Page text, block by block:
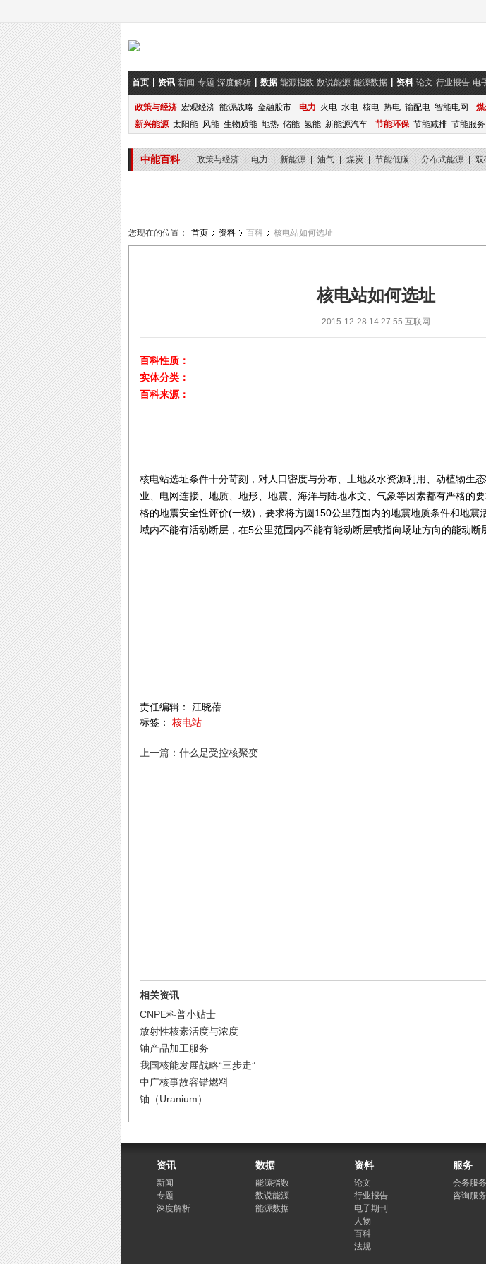
首页 资讯 新闻 专题 深度解析 数据 能源指数 数说能源 能源数据 资料 论文 行业报告 电
政策与经济 宏观经济 能源战略 金融股市 电力 火电 水电 核电 热电 输配电 智能电网
新兴能源 太阳能 风能 生物质能 地热 储能 氢能 新能源汽车 节能环保 节能减排 节能服务
中能百科 政策与经济 | 电力 | 新能源 | 油气 | 煤炭 | 节能低碳 | 分布式能源 | 双
您现在的位置： 首页 资料 百科 核电站如何选址
核电站如何选址
2015-12-28 14:27:55 互联网
百科性质：
实体分类：
百科来源：
核电站选址条件十分苛刻，对人口密度与分布、土地及水资源利用、动植物生
业、电网连接、地质、地形、地震、海洋与陆地水文、气象等因素都有严格的
格的地震安全性评价(一级)，要求将方圆150公里范围内的地震地质条件和地震
域内不能有活动断层，在5公里范围内不能有能动断层或指向场址方向的能动断
责任编辑： 江晓蓓
标签： 核电站
上一篇：什么是受控核聚变
相关资讯
CNPE科普小贴士
放射性核素活度与浓度
铀产品加工服务
我国核能发展战略“三步走”
中广核事故容错燃料
铀（Uranium）
资讯
新闻
专题
深度解析
数据
能源指数
数说能源
能源数据
资料
论文
行业报告
电子期刊
人物
百科
法规
服务
会务服务
咨询服务